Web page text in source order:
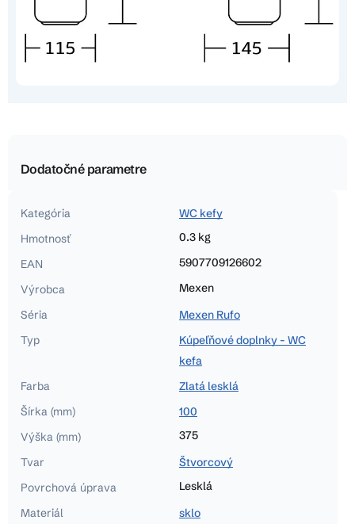
Dodatočné parametre
Kategória
WC kefy
Hmotnosť
0.3 kg
EAN
5907709126602
Výrobca
Mexen
Séria
Mexen Rufo
Typ
Kúpeľňové doplnky - WC
kefa
Farba
Zlatá lesklá
Šírka (mm)
100
Výška (mm)
375
Tvar
Štvorcový
Povrchová úprava
Lesklá
Materiál
sklo